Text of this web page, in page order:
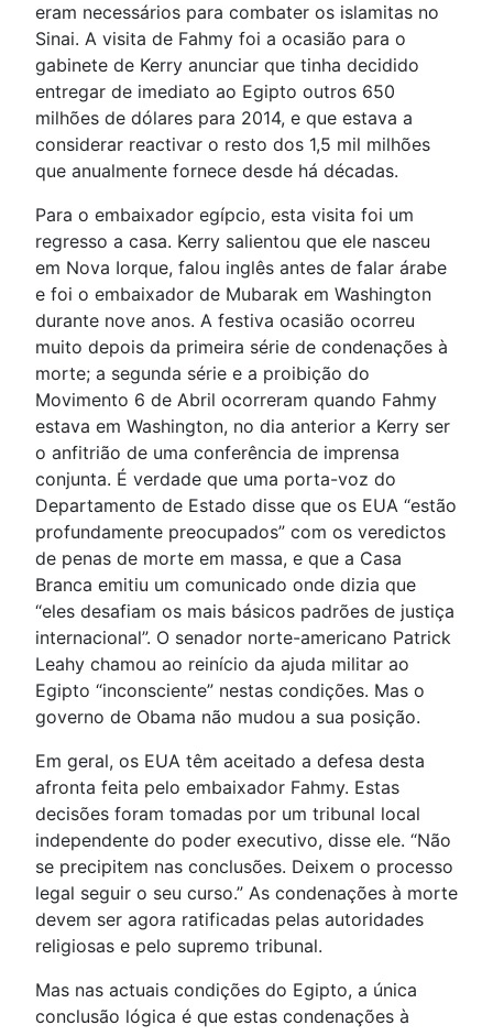
eram necessários para combater os islamitas no
Sinai. A visita de Fahmy foi a ocasião para o
gabinete de Kerry anunciar que tinha decidido
entregar de imediato ao Egipto outros 650
milhões de dólares para 2014, e que estava a
considerar reactivar o resto dos 1,5 mil milhões
que anualmente fornece desde há décadas.
Para o embaixador egípcio, esta visita foi um
regresso a casa. Kerry salientou que ele nasceu
em Nova Iorque, falou inglês antes de falar árabe
e foi o embaixador de Mubarak em Washington
durante nove anos. A festiva ocasião ocorreu
muito depois da primeira série de condenações à
morte; a segunda série e a proibição do
Movimento 6 de Abril ocorreram quando Fahmy
estava em Washington, no dia anterior a Kerry ser
o anfitrião de uma conferência de imprensa
conjunta. É verdade que uma porta-voz do
Departamento de Estado disse que os EUA “estão
profundamente preocupados” com os veredictos
de penas de morte em massa, e que a Casa
Branca emitiu um comunicado onde dizia que
“eles desafiam os mais básicos padrões de justiça
internacional”. O senador norte-americano Patrick
Leahy chamou ao reinício da ajuda militar ao
Egipto “inconsciente” nestas condições. Mas o
governo de Obama não mudou a sua posição.
Em geral, os EUA têm aceitado a defesa desta
afronta feita pelo embaixador Fahmy. Estas
decisões foram tomadas por um tribunal local
independente do poder executivo, disse ele. “Não
se precipitem nas conclusões. Deixem o processo
legal seguir o seu curso.” As condenações à morte
devem ser agora ratificadas pelas autoridades
religiosas e pelo supremo tribunal.
Mas nas actuais condições do Egipto, a única
conclusão lógica é que estas condenações à